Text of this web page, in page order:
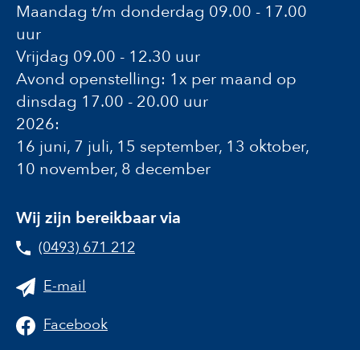
Maandag t/m donderdag 09.00 - 17.00
uur
Vrijdag 09.00 - 12.30 uur
Avond openstelling: 1x per maand op
dinsdag 17.00 - 20.00 uur
2026:
16 juni, 7 juli, 15 september, 13 oktober,
10 november, 8 december
Wij zijn bereikbaar via
(0493) 671 212
E-mail
Facebook